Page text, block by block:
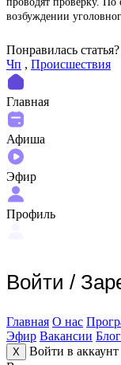
возбуждении
Понравилась
Чп , Происшествия
Главная
Афиша
Эфир
Профиль
Войти /
Главная О нас
Эфир Вакансии
X
Войти в аккаунт